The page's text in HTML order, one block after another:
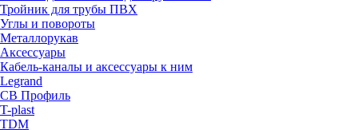
Тройник для трубы ПВХ
Углы и повороты
Металлорукав
Аксессуары
Кабель-каналы и аксессуары к ним
Legrand
СВ Профиль
T-plast
TDM